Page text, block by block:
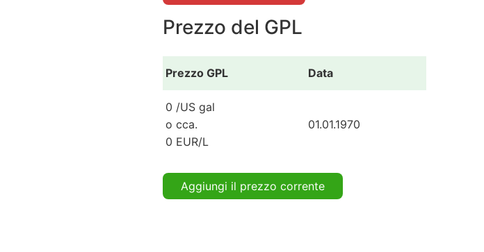
Prezzo del GPL
Prezzo GPL Data
0 /US gal
o cca.
0 EUR/L
01.01.1970
Aggiungi il prezzo corrente